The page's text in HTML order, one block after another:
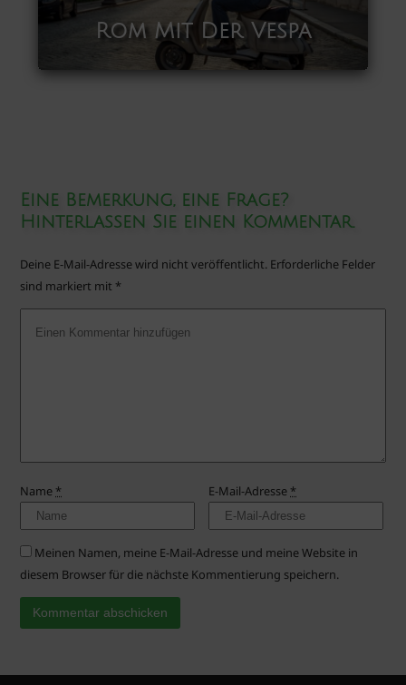
Rom Mit Der Vespa
Eine Bemerkung, eine Frage?
Hinterlassen Sie einen Kommentar.
Deine E-Mail-Adresse wird nicht veröffentlicht. Erforderliche Felder
sind markiert mit *
Name * E-Mail-Adresse *
Meinen Namen, meine E-Mail-Adresse und meine Website in
diesem Browser für die nächste Kommentierung speichern.